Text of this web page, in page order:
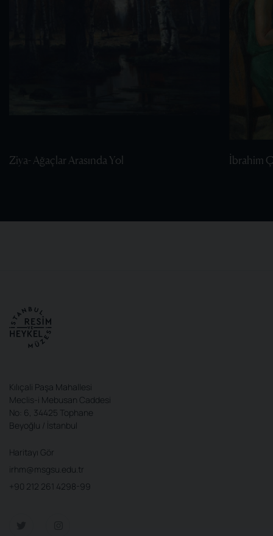
Ziya- Ağaçlar Arasında Yol İbrahim
Kılıçali Paşa Mahallesi
Meclis-i Mebusan Caddesi
No: 6, 34425 Tophane
Beyoğlu / İstanbul
Haritayı Gör
irhm@msgsu.edu.tr
+90 212 261 4298-99